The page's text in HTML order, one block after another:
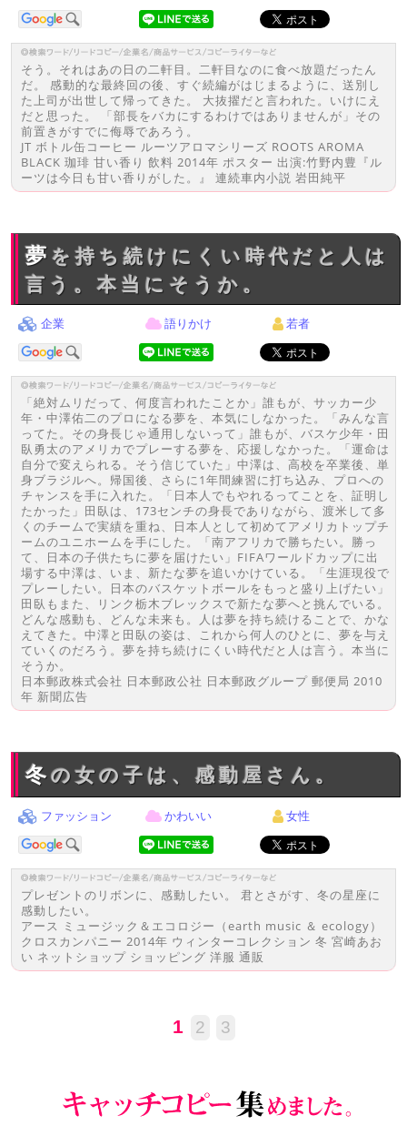
そう。それはあの日の二軒目。二軒目なのに食べ放題だったん
だ。 感動的な最終回の後、すぐ続編がはじまるように、送別し
た上司が出世して帰ってきた。 大抜擢だと言われた。いけにえ
だと思った。 「部長をバカにするわけではありませんが」その
前置きがすでに侮辱であろう。
JT ボトル缶コーヒー ルーツアロマシリーズ ROOTS AROMA
BLACK 珈琲 甘い香り 飲料 2014年 ポスター 出演:竹野内豊『ル
ーツは今日も甘い香りがした。』 連続車内小説 岩田純平
夢を持ち続けにくい時代だと人は
言う。本当にそうか。
企業 語りかけ 若者
「絶対ムリだって、何度言われたことか」誰もが、サッカー少
年・中澤佑二のプロになる夢を、本気にしなかった。「みんな言
ってた。その身長じゃ通用しないって」誰もが、バスケ少年・田
臥勇太のアメリカでプレーする夢を、応援しなかった。「運命は
自分で変えられる。そう信じていた」中澤は、高校を卒業後、単
身ブラジルへ。帰国後、さらに1年間練習に打ち込み、プロへの
チャンスを手に入れた。「日本人でもやれるってことを、証明し
たかった」田臥は、173センチの身長でありながら、渡米して多
くのチームで実績を重ね、日本人として初めてアメリカトップチ
ームのユニホームを手にした。「南アフリカで勝ちたい。勝っ
て、日本の子供たちに夢を届けたい」FIFAワールドカップに出
場する中澤は、いま、新たな夢を追いかけている。「生涯現役で
プレーしたい。日本のバスケットボールをもっと盛り上げたい」
田臥もまた、リンク栃木ブレックスで新たな夢へと挑んでいる。
どんな感動も、どんな未来も。人は夢を持ち続けることで、かな
えてきた。中澤と田臥の姿は、これから何人のひとに、夢を与え
ていくのだろう。夢を持ち続けにくい時代だと人は言う。本当に
そうか。
日本郵政株式会社 日本郵政公社 日本郵政グループ 郵便局 2010
年 新聞広告
冬の女の子は、感動屋さん。
ファッション かわいい 女性
プレゼントのリボンに、感動したい。 君とさがす、冬の星座に
感動したい。
アース ミュージック＆エコロジー（earth music ＆ ecology）
クロスカンパニー 2014年 ウィンターコレクション 冬 宮崎あお
い ネットショップ ショッピング 洋服 通販
1 2 3